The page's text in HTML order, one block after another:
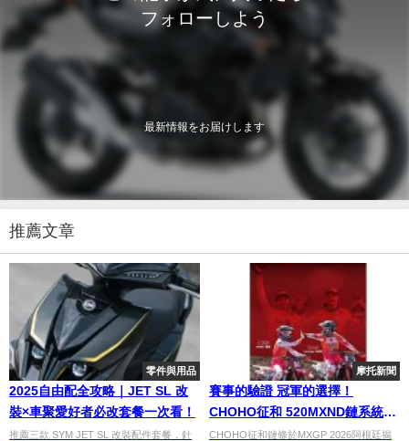
フォローしよう
最新情報をお届けします
推薦文章
零件與用品
2025自由配全攻略｜JET SL 改
裝×車聚愛好者必改套餐一次看！
推薦三款 SYM JET SL 改裝配件套餐，針
摩托新聞
賽事的驗證 冠軍的選擇！
CHOHO征和 520MXND鏈系統，
助力HONDA HRC車隊奪得
CHOHO征和鏈條於MXGP 2026阿根廷揭